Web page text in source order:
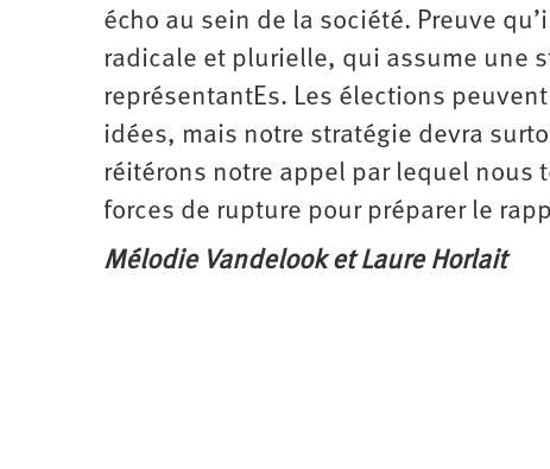
écho au sein de la société. Preuve
radicale et plurielle, qui assume une
représentantEs. Les élections
idées, mais notre stratégie devra
réitérons notre appel par lequel nous
forces de rupture pour préparer le
Mélodie Vandelook et Laure Horlait